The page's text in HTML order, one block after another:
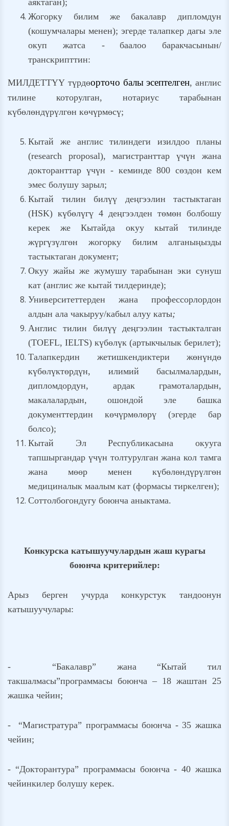
аяктаган);
Жогорку билим же бакалавр дипломдун
(кошумчалары менен); эгерде талапкер дагы эле
окуп жатса -
баалоо баракчасынын/
транскрипттин:
МИЛДЕТТҮҮ түрдөорточо балы эсептелген, англис
тилине которулган, нотариус тарабынан
күбөлөндүрүлгөн көчүрмөсү;
Кытай же англис тилиндеги изилдоо планы
(research proposal), магистранттар үчүн жана
докторанттар үчүн - кеминде 800 сөздон кем
эмес болушу зарыл;
Кытай тилин билүү деңгээлин тастыктаган
(HSK) күбөлүгү 4 деңгээлден төмөн болбошу
керек же Кытайда окуу кытай тилинде
жүргүзүлгөн жогорку билим алганыңызды
тастыктаган документ;
Окуу жайы же жумушу тарабынан эки сунуш
кат (англис же кытай тилдеринде);
Университеттерден жана профессорлордон
алдын ала чакыруу/кабыл алуу каты;
Англис тилин билүү деңгээлин тастыкталган
(TOEFL, IELTS) күбөлүк (артыкчылык берилет);
Талапкердин жетишкендиктери жөнүндө
күбөлүктөрдүн, илимий басылмалардын,
дипломдордун, ардак грамоталардын,
макалалардын, ошондой эле башка
документтердин көчүрмөлөрү (эгерде бар
болсо);
Кытай Эл Республикасына окууга
тапшыргандар үчүн толтурулган жана кол тамга
жана мөөр менен күбөлөндүрүлгөн
медициналык маалым кат (формасы тиркелген);
Соттолбогондугу боюнча аныктама.
Конкурска катышуучулардын жаш курагы
боюнча критерийлер:
Арыз берген учурда конкурстук тандоонун
катышуучулары:
- “Бакалавр” жана “Кытай тил
такшалмасы”программасы боюнча – 18 жаштан 25
жашка чейин;
- “Магистратура” программасы боюнча - 35 жашка
чейин;
- “Докторантура” программасы боюнча - 40 жашка
чейинкилер болушу керек.